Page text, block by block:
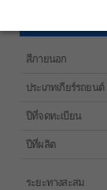
สีภายนอก
ประเภทเกียร์รถยนต์
ปีที่จดทะเบียน
ปีที่ผลิต
ระยะทางสะสม